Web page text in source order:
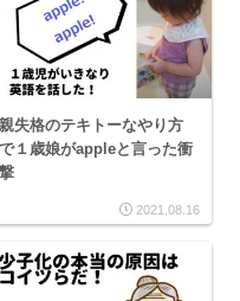
親失格のテキトーなやり方
で１歳娘がappleと言った衝
撃
2021.08.16